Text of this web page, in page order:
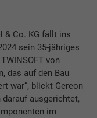
& Co. KG fällt ins
sein 35-jähriges
von
das auf den Bau
war“, blickt Gereon
darauf ausgerichtet,
im